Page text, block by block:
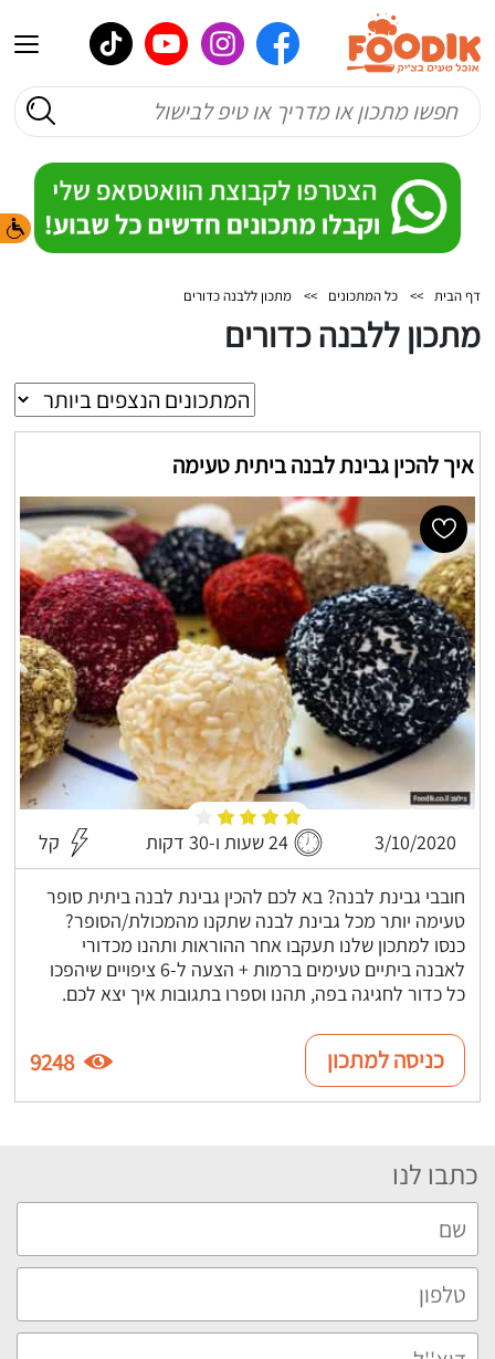
דף הבית >> כל המתכונים >> מתכון ללבנה כדורים
מתכון ללבנה כדורים
איך להכין גבינת לבנה ביתית טעימה
3/10/2020 24 שעות ו-30 דקות קל
חובבי גבינת לבנה? בא לכם להכין גבינת לבנה ביתית סופר
טעימה יותר מכל גבינת לבנה שתקנו מהמכולת/הסופר?
כנסו למתכון שלנו תעקבו אחר ההוראות ותהנו מכדורי
לאבנה ביתיים טעימים ברמות + הצעה ל-6 ציפויים שיהפכו
כל כדור לחגיגה בפה, תהנו וספרו בתגובות איך יצא לכם.
כניסה למתכון 9248
כתבו לנו